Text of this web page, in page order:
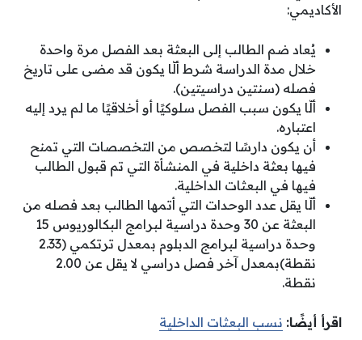
الأكاديمي:
يُعاد ضم الطالب إلى البعثة بعد الفصل مرة واحدة
خلال مدة الدراسة شرط ألّا يكون قد مضى على تاريخ
فصله (سنتين دراسيتين).
ألّا يكون سبب الفصل سلوكيًا أو أخلاقيًا ما لم يرد إليه
اعتباره.
أن يكون دارسًا لتخصص من التخصصات التي تمنح
فيها بعثة داخلية في المنشأة التي تم قبول الطالب
فيها في البعثات الداخلية.
ألّا يقل عدد الوحدات التي أتمها الطالب بعد فصله من
البعثة عن 30 وحدة دراسية لبرامج البكالوريوس 15
وحدة دراسية لبرامج الدبلوم بمعدل ترتكمي (2.33
نقطة)بمعدل آخر فصل دراسي لا يقل عن 2.00
نقطة.
اقرأ أيضًا: نسب البعثات الداخلية